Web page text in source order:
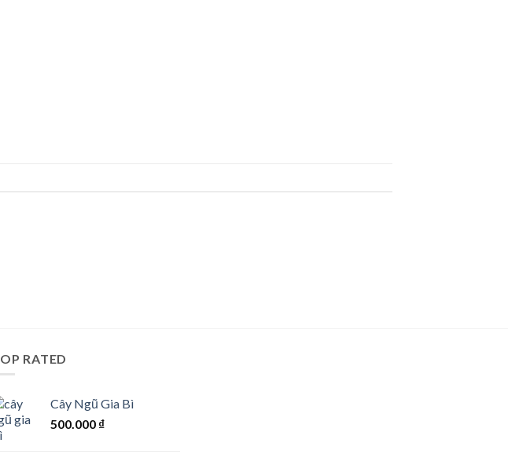
RATED
Cây Ngũ Gia Bì
500.000 ₫